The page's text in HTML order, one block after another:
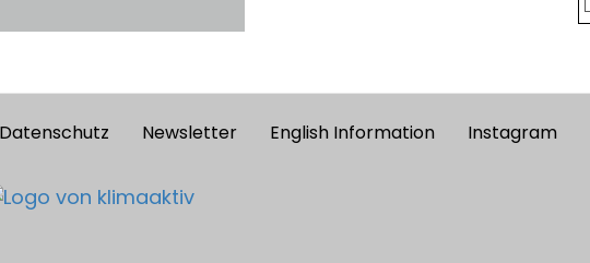
Datenschutz Newsletter English Information Instagram